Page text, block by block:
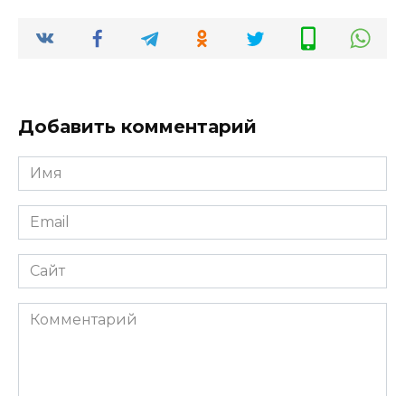
Добавить комментарий
Имя
*
Email
*
Сайт
Комментарий